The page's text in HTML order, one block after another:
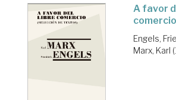
A favor
comercio
Engels,
Marx, Karl